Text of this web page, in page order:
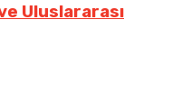
Uluslararası